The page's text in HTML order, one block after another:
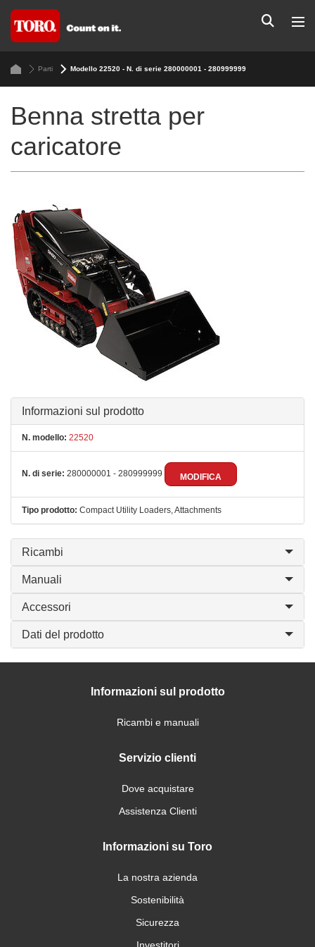
Parti Modello 22520 - N. di serie 280000001 - 280999999
Benna stretta per
caricatore
Informazioni sul prodotto
N. modello: 22520
N. di serie: 280000001 - 280999999 MODIFICA
Tipo prodotto: Compact Utility Loaders, Attachments
Ricambi
Manuali
Accessori
Dati del prodotto
Informazioni sul prodotto
Ricambi e manuali
Servizio clienti
Dove acquistare
Assistenza Clienti
Informazioni su Toro
La nostra azienda
Sostenibilità
Sicurezza